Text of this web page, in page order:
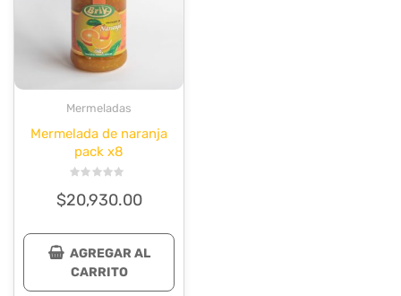
Mermeladas
Mermelada de naranja
pack x8
en
5
$20,930.00
AGREGAR AL
CARRITO